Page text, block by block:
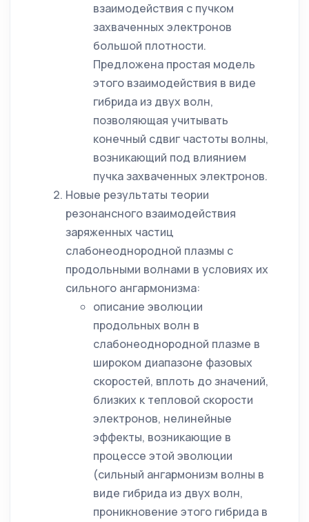
взаимодействия с пучком
захваченных электронов
большой плотности.
Предложена простая модель
этого взаимодействия в виде
гибрида из двух волн,
позволяющая учитывать
конечный сдвиг частоты волны,
возникающий под влиянием
пучка захваченных электронов.
Новые результаты теории
резонансного взаимодействия
заряженных частиц
слабонеоднородной плазмы с
продольными волнами в условиях их
сильного ангармонизма:
описание эволюции
продольных волн в
слабонеоднородной плазме в
широком диапазоне фазовых
скоростей, вплоть до значений,
близких к тепловой скорости
электронов, нелинейные
эффекты, возникающие в
процессе этой эволюции
(сильный ангармонизм волны в
виде гибрида из двух волн,
проникновение этого гибрида в